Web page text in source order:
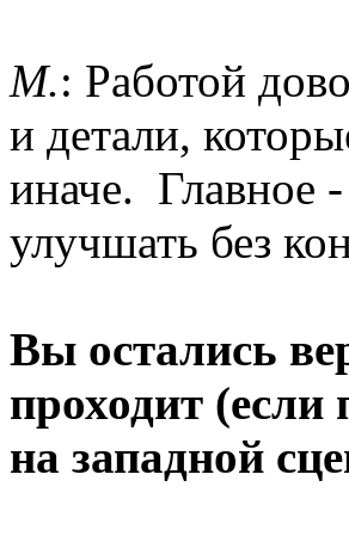
M.: Работой
и детали,
иначе. Главное
улучшать без
Вы остались
проходит
на западной